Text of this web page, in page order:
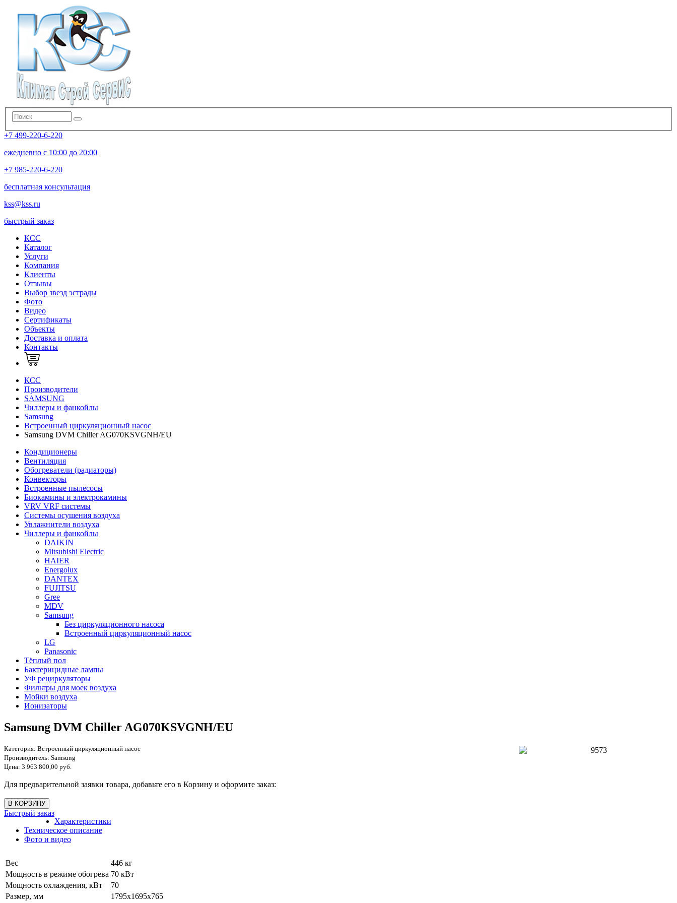
+7 499-220-6-220
ежедневно с 10:00 до 20:00
+7 985-220-6-220
бесплатная консультация
kss@kss.ru
быстрый заказ
КСС
Каталог
Услуги
Компания
Клиенты
Oтзывы
Выбор звезд эстрады
Фото
Видео
Сертификаты
Объекты
Доставка и оплата
Контакты
КСС
Производители
SAMSUNG
Чиллеры и фанкойлы
Samsung
Встроенный циркуляционный насос
Samsung DVM Chiller AG070KSVGNH/EU
Кондиционеры
Вентиляция
Обогреватели (радиаторы)
Конвекторы
Встроенные пылесосы
Биокамины и электрокамины
VRV VRF системы
Системы осушения воздуха
Увлажнители воздуха
Чиллеры и фанкойлы
DAIKIN
Mitsubishi Electric
HAIER
Energolux
DANTEX
FUJITSU
Gree
MDV
Samsung
Без циркуляционного насоса
Встроенный циркуляционный насос
LG
Panasonic
Тёплый пол
Бактерицидные лампы
УФ рециркуляторы
Фильтры для моек воздуха
Мойки воздуха
Ионизаторы
Samsung DVM Chiller AG070KSVGNH/EU
Категория: Встроенный циркуляционный насос
Производитель: Samsung
Цена: 3 963 800,00 руб.
Для предварительной заявки товара, добавьте его в Корзину и оформите заказ:
Быстрый заказ
Характеристики
Техническое описание
Фото и видео
Вес
446 кг
Мощность в режиме обогрева 70 кВт
Мощность охлаждения, кВт
70
Размер, мм
1795x1695x765